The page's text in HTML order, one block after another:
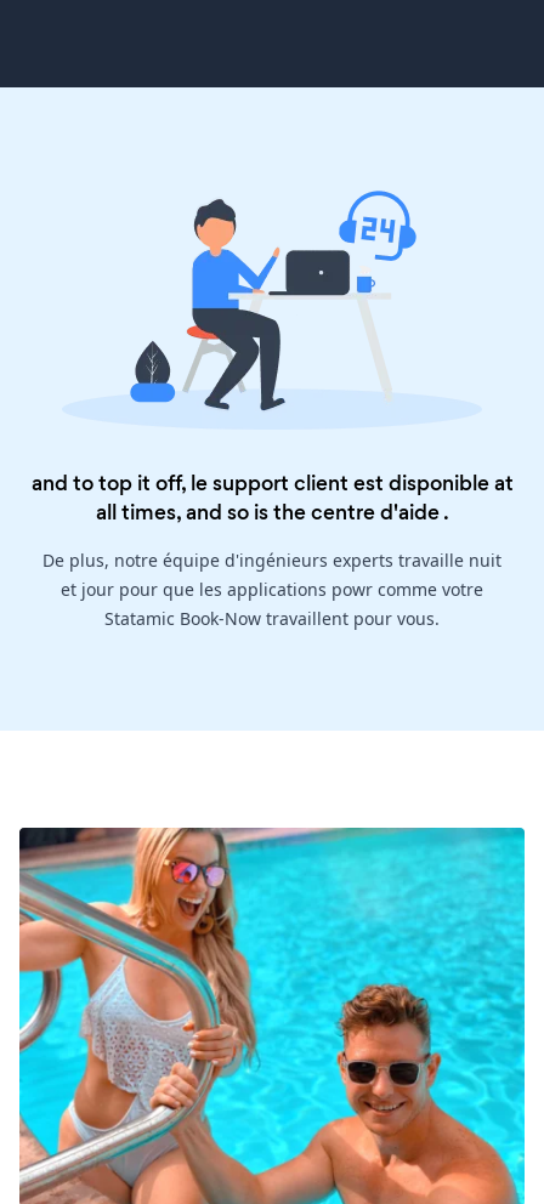
and to top it off, le support client est disponible at
all times, and so is thecentre d'aide.
De plus, notre équipe d'ingénieurs experts travaille nuit
et jour pour que les applications powr comme votre
Statamic Book-Now travaillent pour vous.